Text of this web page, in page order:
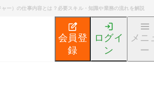
ー）の仕事内容とは？必要スキル・知識や業務の流れを解説
会員登
録
ログイ
ン
メニ
ー
エンジニア就活ノウハウ記事